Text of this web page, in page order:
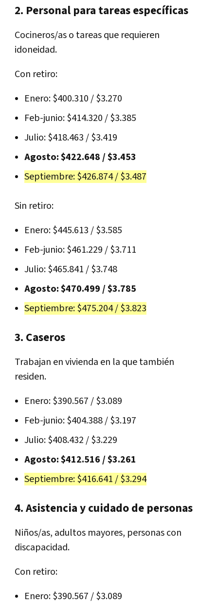
2. Personal para tareas específicas
Cocineros/as o tareas que requieren
idoneidad.
Con retiro:
Enero: $400.310 / $3.270
Feb-junio: $414.320 / $3.385
Julio: $418.463 / $3.419
Agosto: $422.648 / $3.453
Septiembre: $426.874 / $3.487
Sin retiro:
Enero: $445.613 / $3.585
Feb-junio: $461.229 / $3.711
Julio: $465.841 / $3.748
Agosto: $470.499 / $3.785
Septiembre: $475.204 / $3.823
3. Caseros
Trabajan en vivienda en la que también
residen.
Enero: $390.567 / $3.089
Feb-junio: $404.388 / $3.197
Julio: $408.432 / $3.229
Agosto: $412.516 / $3.261
Septiembre: $416.641 / $3.294
4. Asistencia y cuidado de personas
Niños/as, adultos mayores, personas con
discapacidad.
Con retiro:
Enero: $390.567 / $3.089